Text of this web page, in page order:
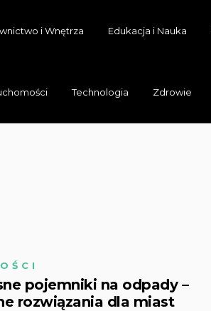
i Wnętrza Edukacja i Nauka
Technologia Zdrowie
pojemniki na odpady –
rozwiązania dla miast